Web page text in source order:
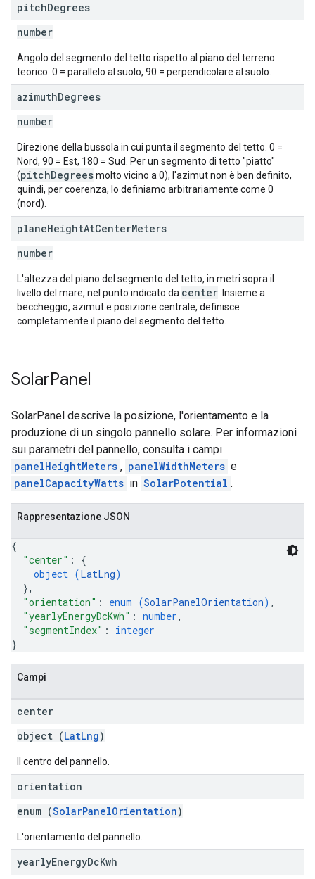
pitchDegrees
number
Angolo del segmento del tetto rispetto al piano del terreno
teorico. 0 = parallelo al suolo, 90 = perpendicolare al suolo.
azimuthDegrees
number
Direzione della bussola in cui punta il segmento del tetto. 0 =
Nord, 90 = Est, 180 = Sud. Per un segmento di tetto "piatto"
(pitchDegreesmolto vicino a 0), l'azimut non è ben definito,
quindi, per coerenza, lo definiamo arbitrariamente come 0
(nord).
planeHeightAtCenterMeters
number
L'altezza del piano del segmento del tetto, in metri sopra il
livello del mare, nel punto indicato da center . Insieme a
beccheggio, azimut e posizione centrale, definisce
completamente il piano del segmento del tetto.
SolarPanel
SolarPanel descrive la posizione, l'orientamento e la
produzione di un singolo pannello solare. Per informazioni
sui parametri del pannello, consulta i campi
panelHeightMeters , panelWidthMeters e
panelCapacityWatts in SolarPotential .
Rappresentazione JSON
{
"center" : {
object (LatLng)
},
"orientation" : enum (SolarPanelOrientation) ,
"yearlyEnergyDcKwh" : number,
"segmentIndex" : integer
}
Campi
center
object (LatLng)
Il centro del pannello.
orientation
enum (SolarPanelOrientation)
L'orientamento del pannello.
yearlyEnergyDcKwh